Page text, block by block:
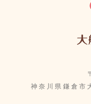
神奈川県鎌倉市